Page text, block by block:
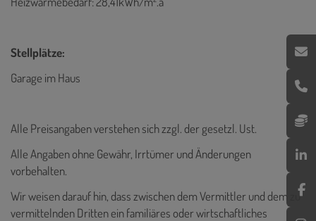
Stellplätze:
Garage im Haus
Alle Preisangaben verstehen sich zzgl. der gesetzl. Ust.
Alle Angaben ohne Gewähr, Irrtümer und Änderungen
vorbehalten.
Wir weisen darauf hin, dass zwischen dem Vermittler und dem zu
vermittelnden Dritten ein familiäres oder wirtschaftliches